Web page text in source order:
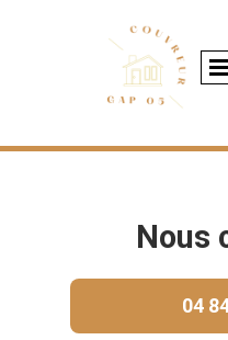
Nous
04